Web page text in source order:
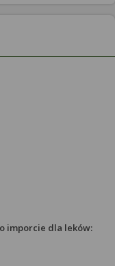
imporcie dla leków: